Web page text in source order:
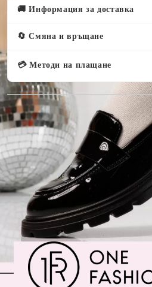
🚚 Информация за доставка
🔄 Смяна и връщане
💳 Методи на плащане
Оцени продукта